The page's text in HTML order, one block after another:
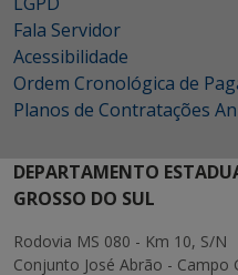
Fala Servidor
Acessibilidade
Ordem Cronológica de
Planos de Contratações
DEPARTAMENTO
GROSSO DO SUL
Rodovia MS 080 - Km 10, S/N
Conjunto José Abrão - Campo